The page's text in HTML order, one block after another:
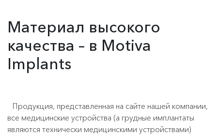
Материал высокого
качества – в Motiva
Implants
Продукция, представленная на сайте нашей компании,
все медицинские устройства (а грудные имплантаты
являются технически медицинскими устройствами)